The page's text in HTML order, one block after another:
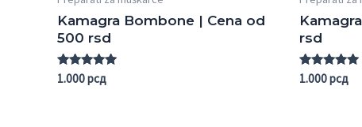
Kamagra Bombone | Cena od
500 rsd
Rated
5.00
1.000рсд
rsd
Rated
5.00
1.000рсд